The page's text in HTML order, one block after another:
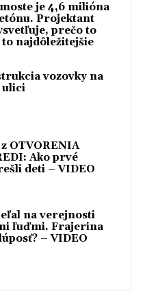
je 4,6 milióna
Projektant
prečo to
najdôležitejšie
vozovky na
ulici
OTVORENIA
Ako prvé
deti – VIDEO
na verejnosti
ľuďmi. Frajerina
– VIDEO